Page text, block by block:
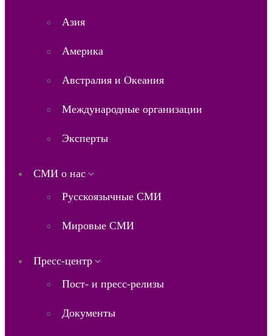
Азия
Америка
Австралия и Океания
Международные организации
Эксперты
СМИ о нас
Русскоязычные СМИ
Мировые СМИ
Пресс-центр
Пост- и пресс-релизы
Документы